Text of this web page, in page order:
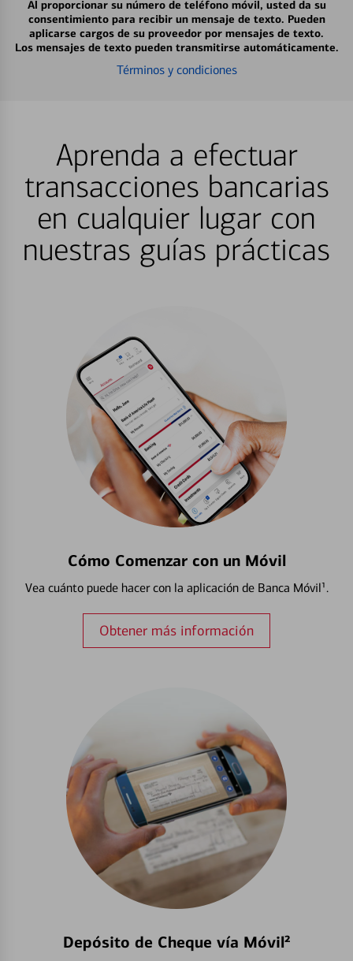
Al proporcionar su número de teléfono móvil, usted da su
consentimiento para recibir un mensaje de texto. Pueden
aplicarse cargos de su proveedor por mensajes de texto.
Los mensajes de texto pueden transmitirse automáticamente.
Términos y condiciones
Aprenda a efectuar
transacciones bancarias
en cualquier lugar con
nuestras guías prácticas
Cómo Comenzar con un Móvil
Vea cuánto puede hacer con la aplicación de Banca Móvil¹.
Obtener más información
Depósito de Cheque vía Móvil²